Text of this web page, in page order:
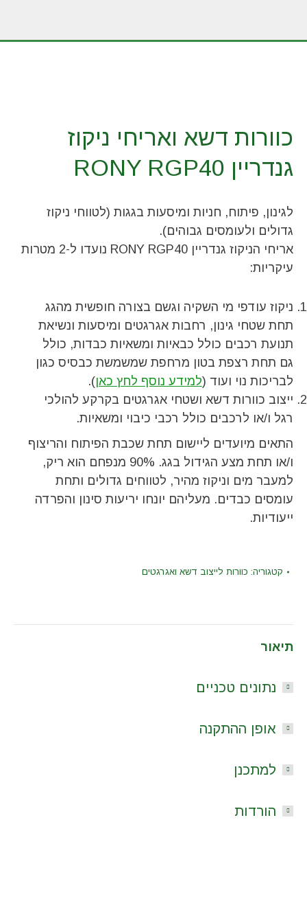
כוורות דשא ואריחי ניקוז
גנדריין RONY RGP40
לגינון, פיתוח, חניות ומיסעות בגגות (לטווחי ניקוז
גדולים ולעומסים גבוהים).
אריחי הניקוז גנדריין RONY RGP40 נועדו ל-2 מטרות
עיקריות:
ניקוז עודפי מי השקיה וגשם בצורה חופשית מהגג
תחת שטחי גינון, רחבות אגרגטים ומיסעות ונשיאת
תנועת רכבים כולל כבאיות ומשאיות כבדות, כולל
גם תחת רצפת בטון מרחפת שמשמשת כבסיס כגון
לבריכות נוי ועוד (למידע נוסף לחץ כאן).
ייצוב כוורות דשא ושטחי אגרגטים בקרקע להולכי
רגל ו/או לרכבים כולל רכבי כיבוי ומשאיות.
התאים מיועדים ליישום תחת שכבת הפיתוח והריצוף
ו/או תחת מצע הגידול בגג. 90% מנפחם הוא ריק,
למעבר מים וניקוז מהיר, לטווחים גדולים ותחת
עומסים כבדים. מעליהם יונחו יריעות סינון והפרדה
ייעודיות.
קטגוריה: כוורות לייצוב דשא ואגרגטים
תיאור
נתונים טכניים
אופן ההתקנה
למתכנן
הורדות